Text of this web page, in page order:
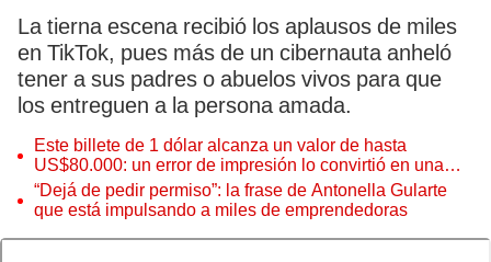
La tierna escena recibió los aplausos de miles
en TikTok, pues más de un cibernauta anheló
tener a sus padres o abuelos vivos para que
los entreguen a la persona amada.
Este billete de 1 dólar alcanza un valor de hasta
US$80.000: un error de impresión lo convirtió en una
pieza única que hoy buscan coleccionistas de todo el
mundo
“Dejá de pedir permiso”: la frase de Antonella Gularte
que está impulsando a miles de emprendedoras